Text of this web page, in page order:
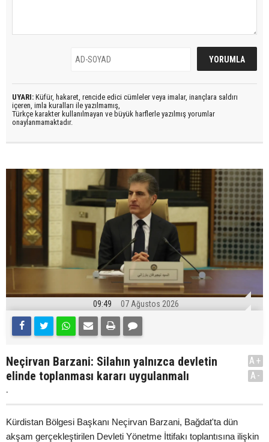
UYARI: Küfür, hakaret, rencide edici cümleler veya imalar, inançlara saldırı
içeren, imla kuralları ile yazılmamış,
Türkçe karakter kullanılmayan ve büyük harflerle yazılmış yorumlar
onaylanmamaktadır.
09:49 07 Ağustos 2026
Neçirvan Barzani: Silahın yalnızca devletin
elinde toplanması kararı uygulanmalı
.
A+
A-
Kürdistan Bölgesi Başkanı Neçirvan Barzani, Bağdat'ta dün
akşam gerçekleştirilen Devleti Yönetme İttifakı toplantısına ilişkin